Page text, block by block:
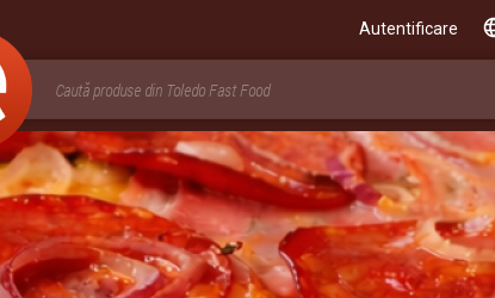
Autentificare